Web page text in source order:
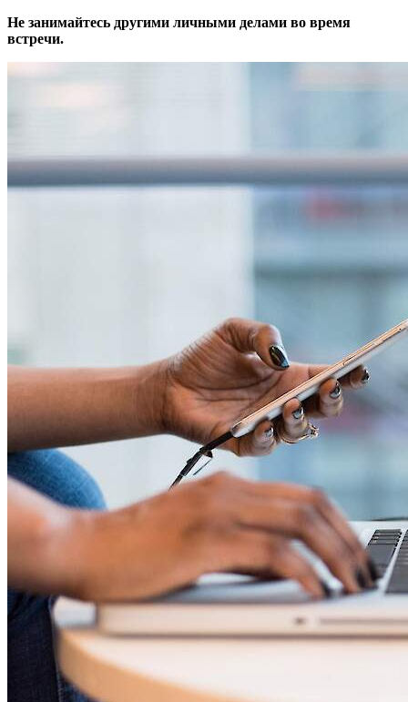
Не занимайтесь другими личными делами во время
встречи.